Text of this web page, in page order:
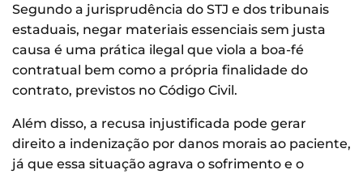
Segundo a jurisprudência do STJ e dos tribunais
estaduais, negar materiais essenciais sem justa
causa é uma prática ilegal que viola a boa-fé
contratual bem como a própria finalidade do
contrato, previstos no Código Civil.
Além disso, a recusa injustificada pode gerar
direito a indenização por danos morais ao paciente,
já que essa situação agrava o sofrimento e o